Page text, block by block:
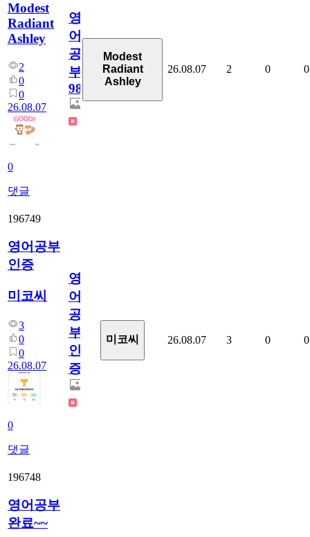
Modest
Radiant
Ashley
2
0
0
26.08.07
0
댓글
영
어
공
부
98
Modest
Radiant
Ashley
26.08.07 2 0 0
196749
영어공부
인증
미코씨
3
0
0
26.08.07
0
댓글
영
어
공
부
인
증
미코씨 26.08.07 3 0 0
196748
영어공부
완료~~